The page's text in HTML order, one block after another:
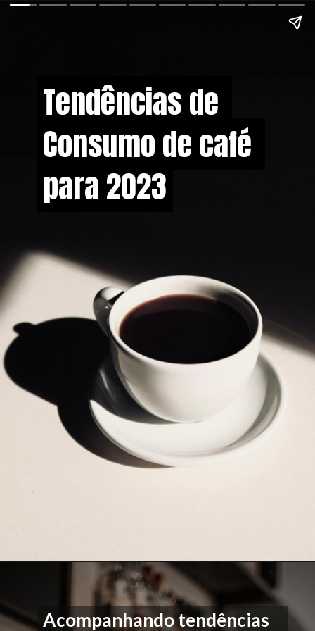
Tendências de
Consumo de café
para 2023
Tendências de
Consumo de café
para 2023